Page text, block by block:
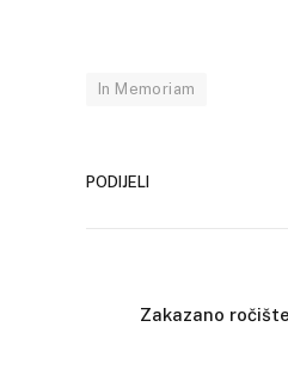
In Memoriam
PODIJELI
Zakazano